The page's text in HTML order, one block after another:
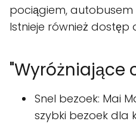
pociągiem,
Istnieje również
"Wyróżniające
Snel bezoek: Mai
szybki bezoek dla